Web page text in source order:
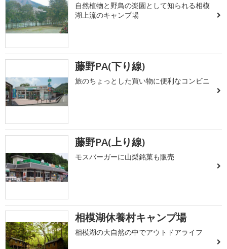
自然植物と野鳥の楽園として知られる相模
湖上流のキャンプ場
藤野PA(下り線)
旅のちょっとした買い物に便利なコンビニ
藤野PA(上り線)
モスバーガーに山梨銘菓も販売
相模湖休養村キャンプ場
相模湖の大自然の中でアウトドアライフ